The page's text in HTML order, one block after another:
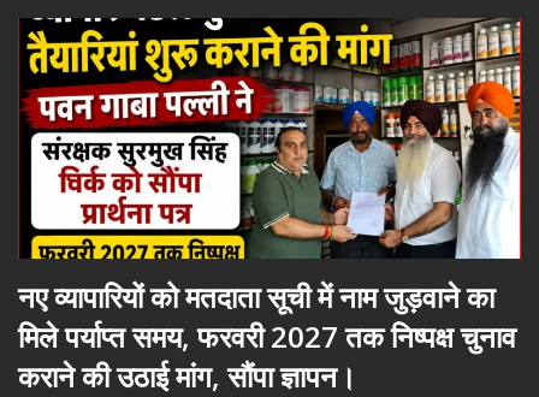
नए व्यापारियों को मतदाता सूची में नाम जुड़वाने का
मिले पर्याप्त समय, फरवरी 2027 तक निष्पक्ष चुनाव
कराने की उठाई मांग, सौंपा ज्ञापन।